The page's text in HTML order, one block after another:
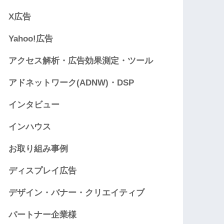
X広告
Yahoo!広告
アクセス解析・広告効果測定・ツール
アドネットワーク(ADNW)・DSP
インタビュー
インハウス
お取り組み事例
ディスプレイ広告
デザイン・バナー・クリエイティブ
パートナー企業様